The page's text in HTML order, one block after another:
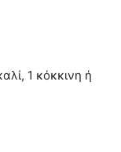
1 κόκκινη ή